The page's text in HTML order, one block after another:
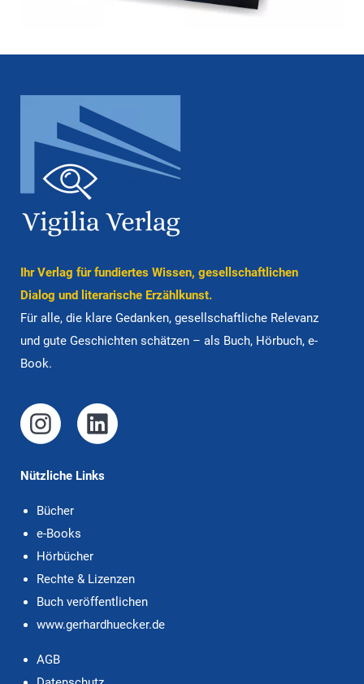
Ihr Verlag für fun­diertes Wissen, gesell­schaft­lichen
Dialog und lite­ra­ri­sche Er­zähl­kunst.
Für alle, die klare Ge­dan­ken, gesell­schaft­liche Rele­vanz
und gute Ge­schich­ten schätzen – als Buch, Hörbuch, e-
Book.
Nützliche Links
Bücher
e-Books
Hörbücher
Rechte & Lizenzen
Buch veröffentlichen
www.gerhardhuecker.de
AGB